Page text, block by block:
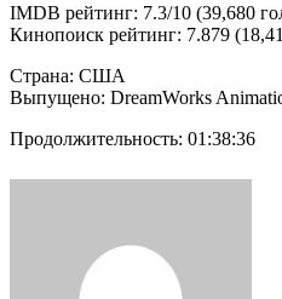
IMDB рейтинг: 7.3/10 (39,680
Кинопоиск рейтинг: 7.879
Страна: США
Выпущено: DreamWorks
Продолжительность: 01:38:36